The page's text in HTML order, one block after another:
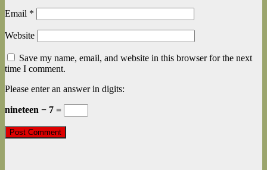
Email *
Website
Save my name, email, and website in this browser for the next
time I comment.
Please enter an answer in digits:
nineteen − 7 =